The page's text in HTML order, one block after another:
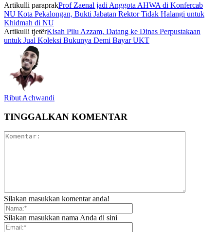
Artikulli paraprakProf Zaenal jadi Anggota AHWA di Konfercab
NU Kota Pekalongan, Bukti Jabatan Rektor Tidak Halangi untuk
Khidmah di NU
Artikulli tjetërKisah Pilu Azzam, Datang ke Dinas Perpustakaan
untuk Jual Koleksi Bukunya Demi Bayar UKT
Ribut Achwandi
TINGGALKAN KOMENTAR
Silakan masukkan komentar anda!
Silakan masukkan nama Anda di sini